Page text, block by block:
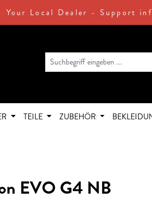
Your Local Dealer - Support
TEILE ZUBEHÖR
EVO G4 NB